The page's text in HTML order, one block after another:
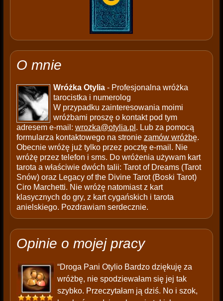
O mnie
Wróżka Otylia- Profesjonalna wróżka
tarocistka i numerolog
W przypadku zainteresowania moimi
wróżbami proszę o kontakt pod tym
adresem e-mail: wrozka@otylia.pl . Lub za pomocą
formularza kontaktowego na stronie zamów wróżbę.
Obecnie wróżę już tylko przez pocztę e-mail. Nie
wróżę przez telefon i sms. Do wróżenia używam kart
tarota a właściwie dwóch talii: Tarot of Dreams (Tarot
Snów) oraz Legacy of the Divine Tarot (Boski Tarot)
Ciro Marchetti. Nie wróżę natomiast z kart
klasycznych do gry, z kart cygańskich i tarota
anielskiego. Pozdrawiam serdecznie.
Opinie o mojej pracy
“Droga Pani Otylio Bardzo dziękuję za
wróżbę, nie spodziewałam się jej tak
szybko. Przeczytałam ją dziś. No i szok,